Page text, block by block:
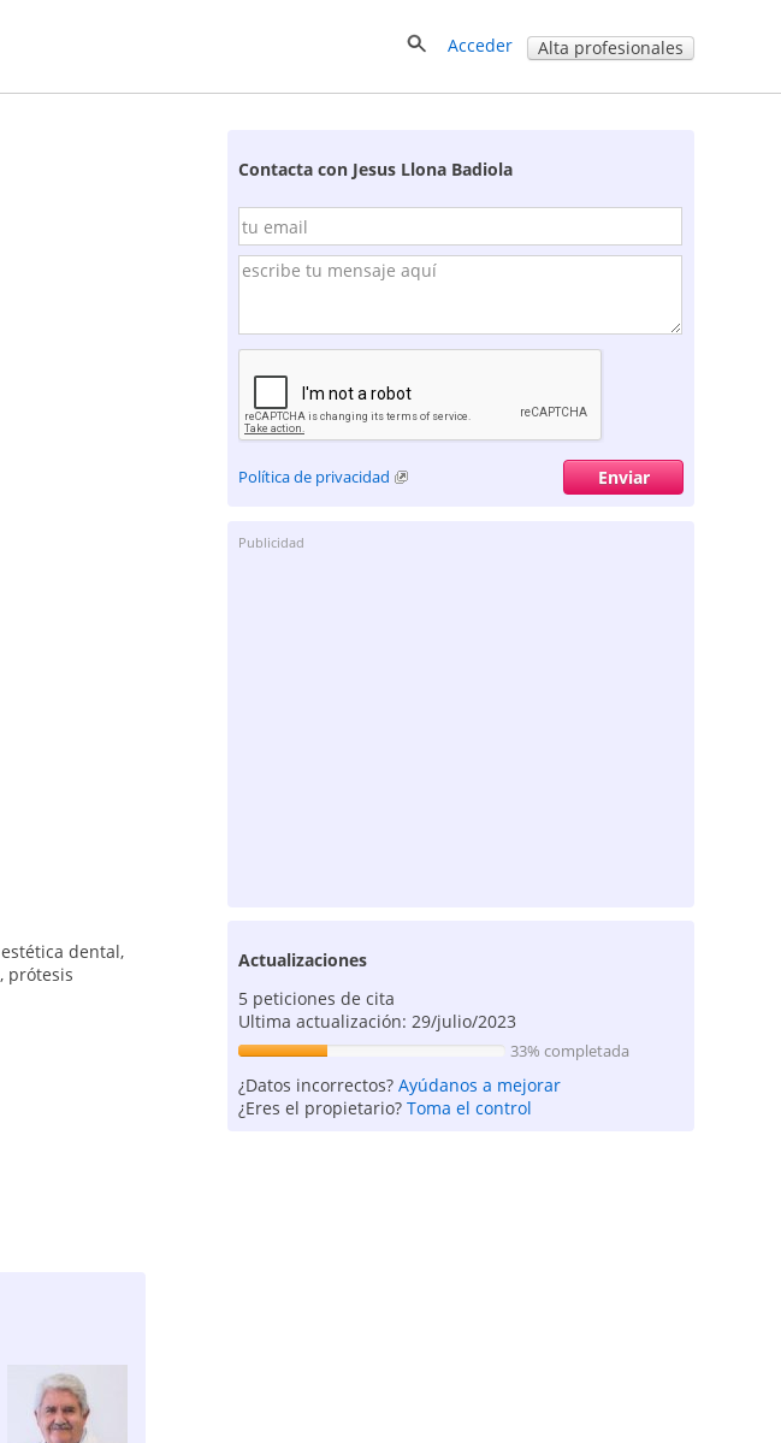
Acceder Alta profesionales
estética dental,
, prótesis
Contacta con Jesus Llona Badiola
Política de privacidad
Publicidad
Actualizaciones
5 peticiones de cita
Ultima actualización: 29/julio/2023
33% completada
¿Datos incorrectos?Ayúdanos a mejorar
¿Eres el propietario?Toma el control